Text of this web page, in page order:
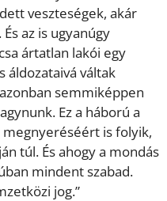
veszteségek, akár
az is ugyanúgy
ártatlan lakói egy
áldozataivá váltak
semmiképpen
Ez a háború a
is folyik,
túl. És ahogy a mondás
mindent szabad.
jog.”